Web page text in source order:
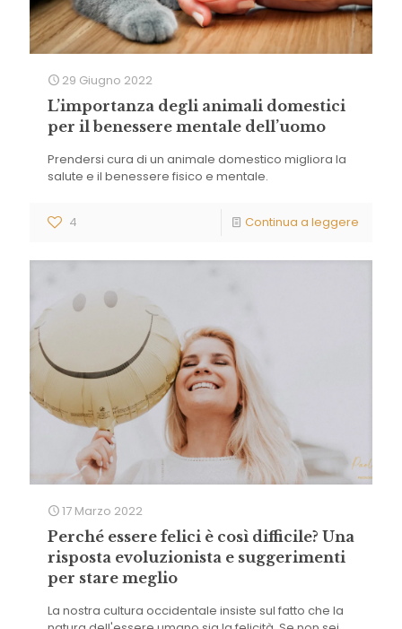
29 Giugno 2022
L’importanza degli animali domestici
per il benessere mentale dell’uomo
Prendersi cura di un animale domestico migliora la
salute e il benessere fisico e mentale.
4 Continua a leggere
17 Marzo 2022
Perché essere felici è così difficile? Una
risposta evoluzionista e suggerimenti
per stare meglio
La nostra cultura occidentale insiste sul fatto che la